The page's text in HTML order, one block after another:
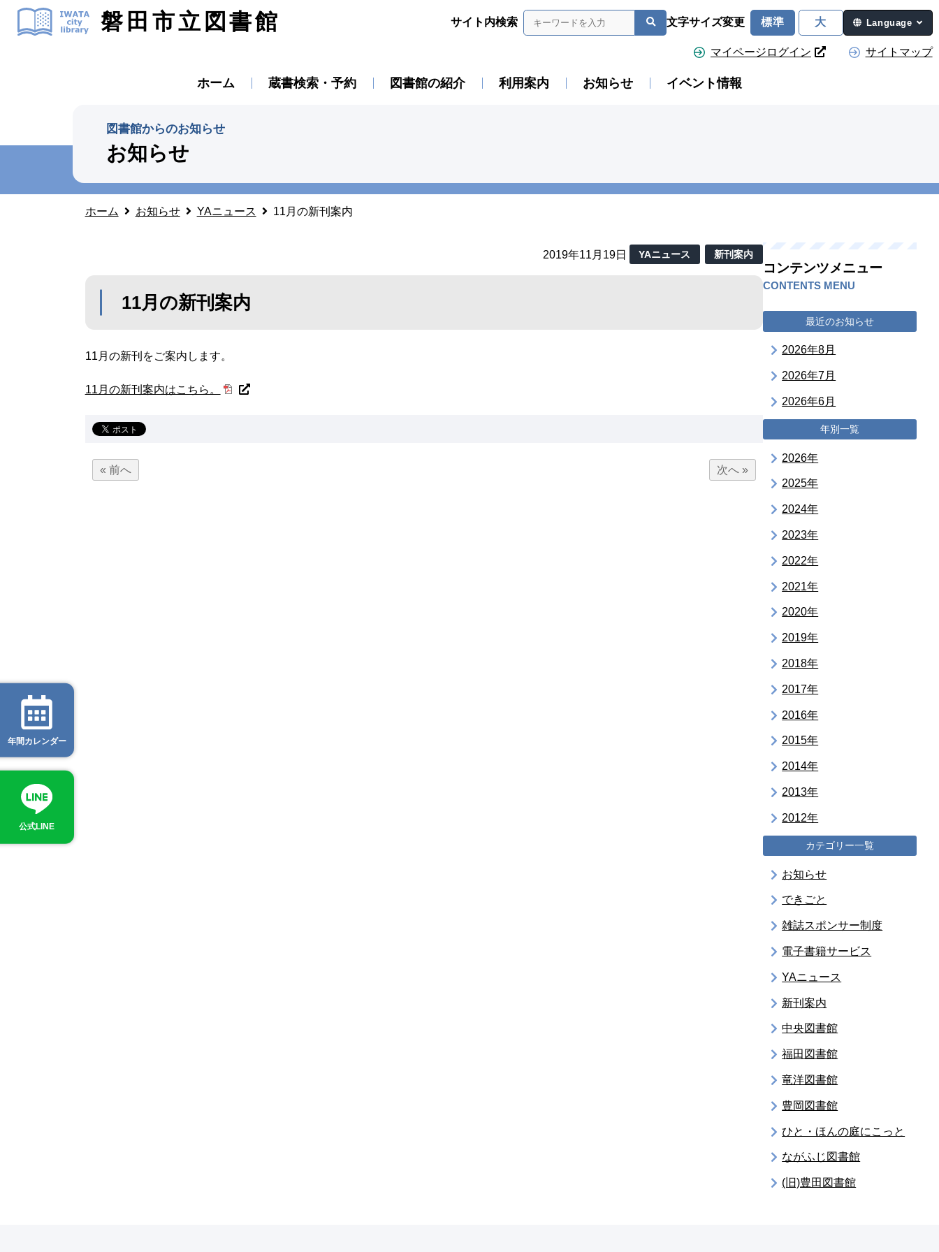
磐田市立図書館 サイト内検索 文字サイズ変更 標準 大 Language
マイページログイン サイトマップ
ホーム 蔵書検索・予約 図書館の紹介 利用案内 お知らせ イベント情報
図書館からのお知らせ
お知らせ
ホーム お知らせ YAニュース 11月の新刊案内
2019年11月19日 YAニュース 新刊案内
11月の新刊案内
11月の新刊をご案内します。
11月の新刊案内はこちら。
« 前へ 次へ »
コンテンツメニュー
CONTENTS MENU
最近のお知らせ
2026年8月
2026年7月
2026年6月
年別一覧
2026年
2025年
2024年
2023年
2022年
2021年
2020年
2019年
2018年
2017年
2016年
2015年
2014年
2013年
2012年
カテゴリー一覧
お知らせ
できごと
雑誌スポンサー制度
電子書籍サービス
YAニュース
新刊案内
中央図書館
福田図書館
竜洋図書館
豊岡図書館
ひと・ほんの庭にこっと
ながふじ図書館
(旧)豊田図書館
年間カレンダー
公式LINE